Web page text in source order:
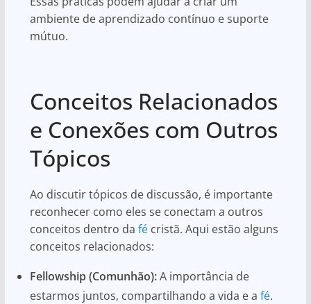
ambiente de aprendizado contínuo e suporte
mútuo.
Conceitos Relacionados
e Conexões com Outros
Tópicos
Ao discutir tópicos de discussão, é importante
reconhecer como eles se conectam a outros
conceitos dentro da fécristã. Aqui estão alguns
conceitos relacionados:
Fellowship (Comunhão):A importância de
estarmos juntos, compartilhando a vida e a fé.